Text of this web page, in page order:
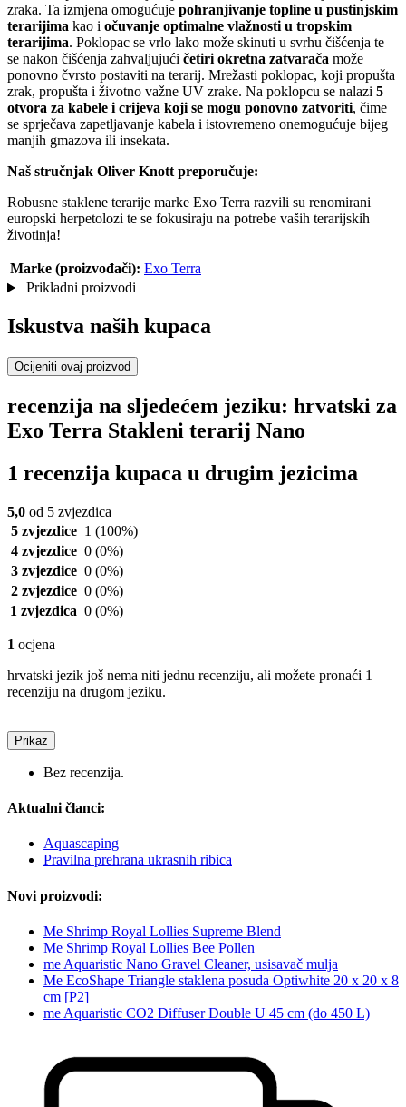
zraka. Ta izmjena omogućuje pohranjivanje topline u pustinjskim
terarijima kao i očuvanje optimalne vlažnosti u tropskim
terarijima. Poklopac se vrlo lako može skinuti u svrhu čišćenja te
se nakon čišćenja zahvaljujući četiri okretna zatvarača može
ponovno čvrsto postaviti na terarij. Mrežasti poklopac, koji propušta
zrak, propušta i životno važne UV zrake. Na poklopcu se nalazi 5
otvora za kabele i crijeva koji se mogu ponovno zatvoriti, čime
se sprječava zapetljavanje kabela i istovremeno onemogućuje bijeg
manjih gmazova ili insekata.
Naš stručnjak Oliver Knott preporučuje:
Robusne staklene terarije marke Exo Terra razvili su renomirani
europski herpetolozi te se fokusiraju na potrebe vaših terarijskih
životinja!
Marke (proizvođači): Exo Terra
Prikladni proizvodi
Iskustva naših kupaca
Ocijeniti ovaj proizvod
recenzija na sljedećem jeziku: hrvatski za
Exo Terra Stakleni terarij Nano
1 recenzija kupaca u drugim jezicima
5,0 od 5 zvjezdica
5 zvjezdice 1 (100%)
4 zvjezdice 0 (0%)
3 zvjezdice 0 (0%)
2 zvjezdice 0 (0%)
1 zvjezdica 0 (0%)
1 ocjena
hrvatski jezik još nema niti jednu recenziju, ali možete pronaći 1
recenziju na drugom jeziku.
Prikaz
Bez recenzija.
Aktualni članci:
Aquascaping
Pravilna prehrana ukrasnih ribica
Novi proizvodi:
Me Shrimp Royal Lollies Supreme Blend
Me Shrimp Royal Lollies Bee Pollen
me Aquaristic Nano Gravel Cleaner, usisavač mulja
Me EcoShape Triangle staklena posuda Optiwhite 20 x 20 x 8
cm [P2]
me Aquaristic CO2 Diffuser Double U 45 cm (do 450 L)